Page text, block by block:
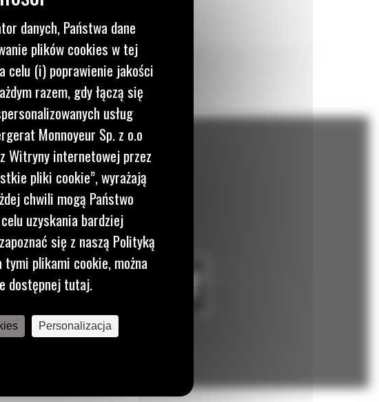
danych, Państwa dane
plików cookies w tej
celu (i) poprawienie jakości
razem, gdy łączą się
usług
Monnoyeur Sp. z o.o
Witryny internetowej przez
pliki cookie”, wyrażają
chwili mogą Państwo
uzyskania bardziej
się z naszą Polityką
plikami cookie, można
dostępnej tutaj.
Personalizacja